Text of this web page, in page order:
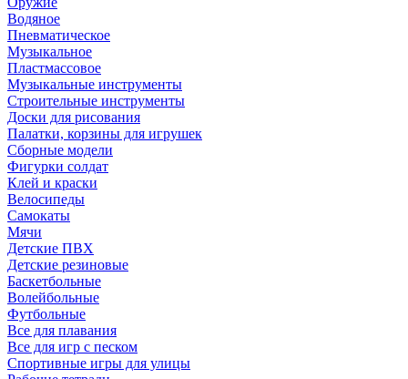
Водяное
Пневматическое
Музыкальное
Пластмассовое
Музыкальные инструменты
Строительные инструменты
Доски для рисования
Палатки, корзины для игрушек
Сборные модели
Фигурки солдат
Клей и краски
Велосипеды
Самокаты
Мячи
Детские ПВХ
Детские резиновые
Баскетбольные
Волейбольные
Футбольные
Все для плавания
Все для игр с песком
Спортивные игры для улицы